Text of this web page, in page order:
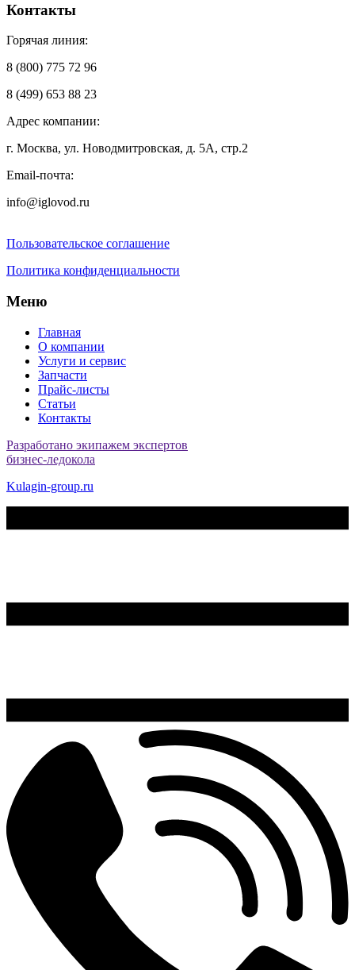
Контакты
Горячая линия:
8 (800) 775 72 96
8 (499) 653 88 23
Адрес компании:
г. Москва, ул. Новодмитровская, д. 5А, стр.2
Email-почта:
info@iglovod.ru
Пользовательское соглашение
Политика конфиденциальности
Меню
Главная
О компании
Услуги и сервис
Запчасти
Прайс-листы
Статьи
Контакты
Разработано экипажем экспертов
бизнес-ледокола
Kulagin-group.ru